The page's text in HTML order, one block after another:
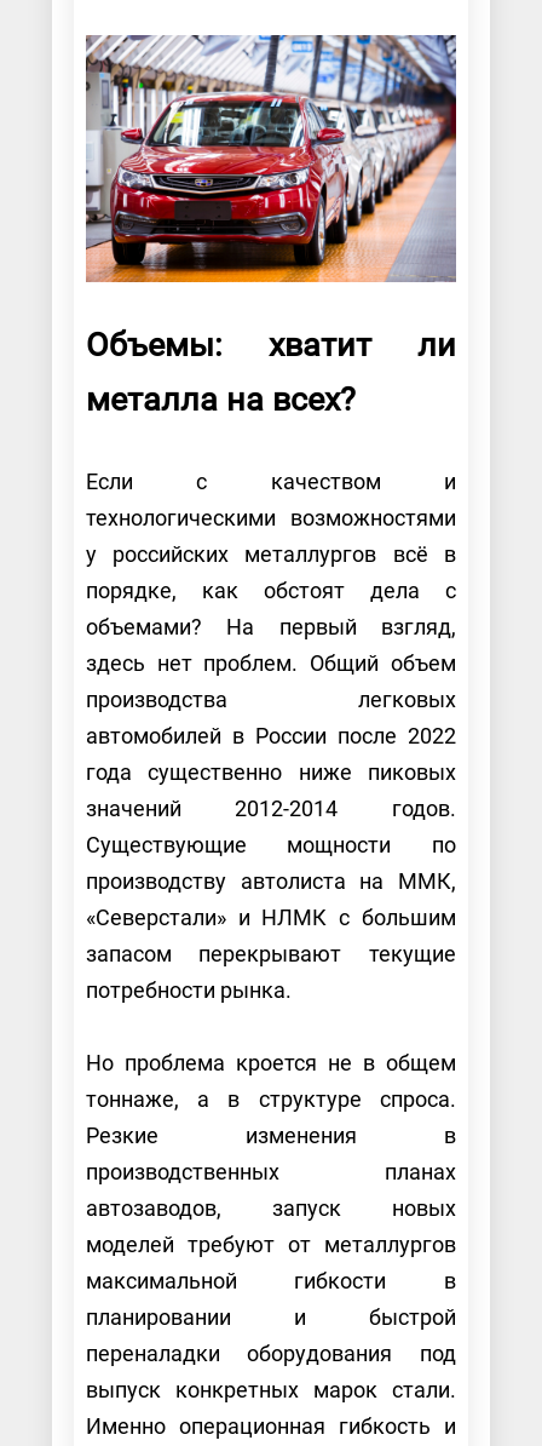
Объемы: хватит ли
металла на всех?
Если с качеством и
технологическими возможностями
у российских металлургов всё в
порядке, как обстоят дела с
объемами? На первый взгляд,
здесь нет проблем. Общий объем
производства легковых
автомобилей в России после 2022
года существенно ниже пиковых
значений 2012-2014 годов.
Существующие мощности по
производству автолиста на ММК,
«Северстали» и НЛМК с большим
запасом перекрывают текущие
потребности рынка.
Но проблема кроется не в общем
тоннаже, а в структуре спроса.
Резкие изменения в
производственных планах
автозаводов, запуск новых
моделей требуют от металлургов
максимальной гибкости в
планировании и быстрой
переналадки оборудования под
выпуск конкретных марок стали.
Именно операционная гибкость и